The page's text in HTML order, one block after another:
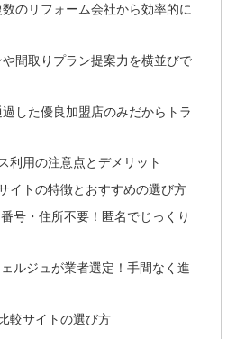
のリフォーム会社から効率的に
間取りプラン提案力を横並びで
した優良加盟店のみだからトラ
利用の注意点とデメリット
イトの特徴とおすすめの選び方
号・住所不要！匿名でじっくり
ルジュが業者選定！手間なく進
較サイトの選び方